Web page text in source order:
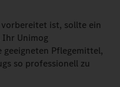
ist, sollte ein
Ihr Unimog
Pflegemittel,
so professionell zu